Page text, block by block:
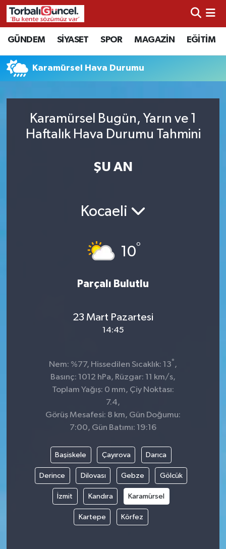
GÜNDEM SİYASET SPOR MAGAZİN EĞİTİM
Karamürsel Hava Durumu
Karamürsel Bugün, Yarın ve 1
Haftalık Hava Durumu Tahmini
ŞU AN
Kocaeli
10°
Parçalı Bulutlu
23 Mart Pazartesi
14:45
Nem: %77, Hissedilen Sıcaklık: 13° ,
Basınç: 1012 hPa, Rüzgar: 11 km/s,
Toplam Yağış: 0 mm, Çiy Noktası:
7.4,
Görüş Mesafesi: 8 km, Gün Doğumu:
7:00, Gün Batımı: 19:16
Başiskele Çayırova Darıca
Derince Dilovası Gebze Gölcük
İzmit Kandıra Karamürsel
Kartepe Körfez
İzmir Nöbetçi Eczaneler
İzmir Hava Durumu
İzmir Trafik Yoğunluk Haritası
Süper Lig Puan Durumu ve Fikstür